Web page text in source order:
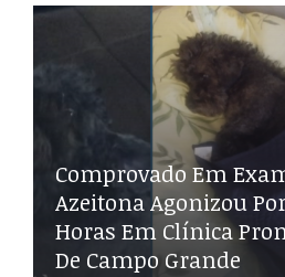
Comprovado Em
Azeitona Agonizou
Horas Em Clínica
De Campo Grande